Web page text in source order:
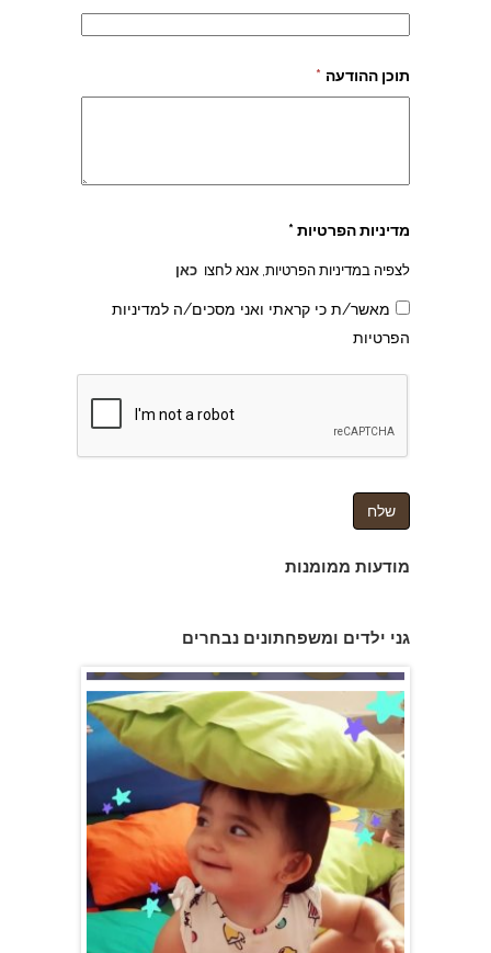
תוכן ההודעה *
מדיניות הפרטיות *
לצפיה במדיניות הפרטיות, אנא לחצו כאן
מאשר/ת כי קראתי ואני מסכים/ה למדיניות
הפרטיות
מודעות ממומנות
גני ילדים ומשפחתונים נבחרים
משפחתון ופעוטון ילנה במערב ראשון לציון